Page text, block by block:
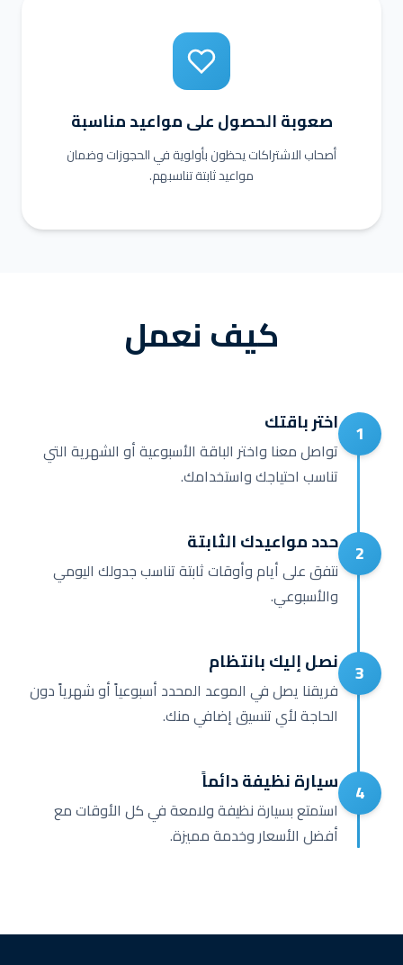
صعوبة الحصول على مواعيد مناسبة
أصحاب الاشتراكات يحظون بأولوية في الحجوزات وضمان
مواعيد ثابتة تناسبهم.
كيف نعمل
1 اختر باقتك
تواصل معنا واختر الباقة الأسبوعية أو الشهرية التي
تناسب احتياجك واستخدامك.
2 حدد مواعيدك الثابتة
نتفق على أيام وأوقات ثابتة تناسب جدولك اليومي
والأسبوعي.
3 نصل إليك بانتظام
فريقنا يصل في الموعد المحدد أسبوعياً أو شهرياً دون
الحاجة لأي تنسيق إضافي منك.
4 سيارة نظيفة دائماً
استمتع بسيارة نظيفة ولامعة في كل الأوقات مع
أفضل الأسعار وخدمة مميزة.